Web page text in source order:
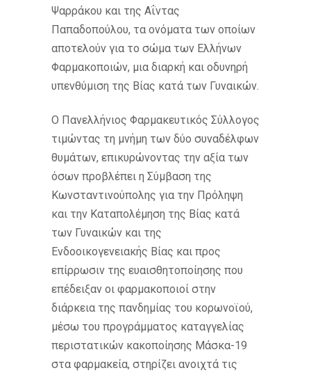
Ψαρράκου και της Αΐντας
Παπαδοπούλου, τα ονόματα των οποίων
αποτελούν για το σώμα των Ελλήνων
Φαρμακοποιών, μια διαρκή και οδυνηρή
υπενθύμιση της Βίας κατά των Γυναικών.
Ο Πανελλήνιος Φαρμακευτικός Σύλλογος
τιμώντας τη μνήμη των δύο συναδέλφων
θυμάτων, επικυρώνοντας την αξία των
όσων προβλέπει η Σύμβαση της
Κωνσταντινούπολης για την Πρόληψη
και την Καταπολέμηση της Βίας κατά
των Γυναικών και της
Ενδοοικογενειακής Βίας και προς
επίρρωσιν της ευαισθητοποίησης που
επέδειξαν οι φαρμακοποιοί στην
διάρκεια της πανδημίας του κορωνοϊού,
μέσω του προγράμματος καταγγελίας
περιστατικών κακοποίησης Μάσκα-19
στα φαρμακεία, στηρίζει ανοιχτά τις